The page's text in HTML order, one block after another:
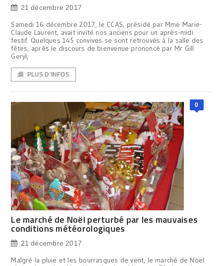
21 décembre 2017
Samedi 16 décembre 2017, le CCAS, présidé par Mme Marie-
Claude Laurent, avait invité nos anciens pour un après-midi
festif. Quelques 145 convives se sont retrouvés à la salle des
fêtes, après le discours de bienvenue prononcé par Mr Gill
Geryl,
PLUS D'INFOS
0
Le marché de Noël perturbé par les mauvaises
conditions météorologiques
21 décembre 2017
Malgré la pluie et les bourrasques de vent, le marché de Noël